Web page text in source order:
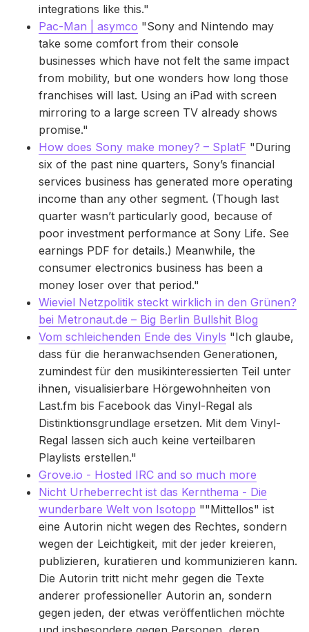
integrations like this."
Pac-Man | asymco "Sony and Nintendo may
take some comfort from their console
businesses which have not felt the same impact
from mobility, but one wonders how long those
franchises will last. Using an iPad with screen
mirroring to a large screen TV already shows
promise."
How does Sony make money? – SplatF "During
six of the past nine quarters, Sony’s financial
services business has generated more operating
income than any other segment. (Though last
quarter wasn’t particularly good, because of
poor investment performance at Sony Life. See
earnings PDF for details.) Meanwhile, the
consumer electronics business has been a
money loser over that period."
Wieviel Netzpolitik steckt wirklich in den Grünen?
bei Metronaut.de – Big Berlin Bullshit Blog
Vom schleichenden Ende des Vinyls "Ich glaube,
dass für die heranwachsenden Generationen,
zumindest für den musikinteressierten Teil unter
ihnen, visualisierbare Hörgewohnheiten von
Last.fm bis Facebook das Vinyl-Regal als
Distinktionsgrundlage ersetzen. Mit dem Vinyl-
Regal lassen sich auch keine verteilbaren
Playlists erstellen."
Grove.io - Hosted IRC and so much more
Nicht Urheberrecht ist das Kernthema - Die
wunderbare Welt von Isotopp ""Mittellos" ist
eine Autorin nicht wegen des Rechtes, sondern
wegen der Leichtigkeit, mit der jeder kreieren,
publizieren, kuratieren und kommunizieren kann.
Die Autorin tritt nicht mehr gegen die Texte
anderer professioneller Autorin an, sondern
gegen jeden, der etwas veröffentlichen möchte